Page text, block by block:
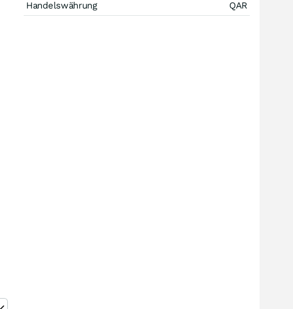
Handelswährung
QAR